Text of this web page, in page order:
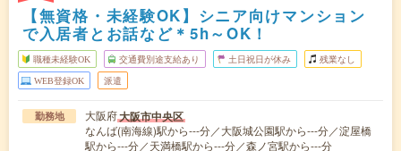
【無資格・未経験OK】シニア向けマンション
で入居者とお話など＊5h～OK！
職種未経験OK 交通費別途支給あり 土日祝日が休み 残業なし
WEB登録OK 派遣
勤務地 大阪府大阪市中央区
なんば(南海線)駅から---分／大阪城公園駅から---分／淀屋橋
駅から---分／天満橋駅から---分／森ノ宮駅から---分